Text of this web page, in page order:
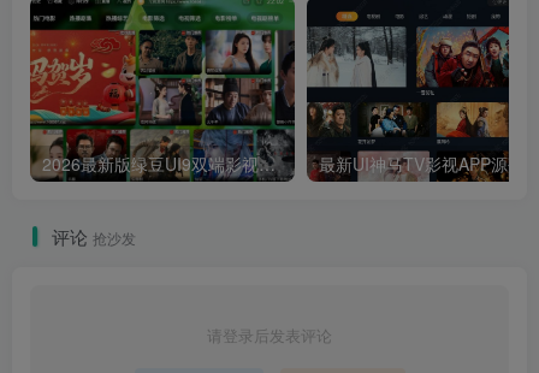
2026最新版绿豆UI9双端影视APP源码
评论 抢沙发
请登录后发表评论